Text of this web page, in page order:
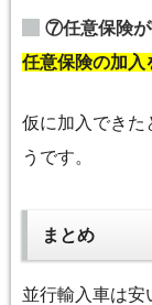
⑦任意保険が
任意保険の加入
仮に加入できた
うです。
まとめ
並行輸入車は安